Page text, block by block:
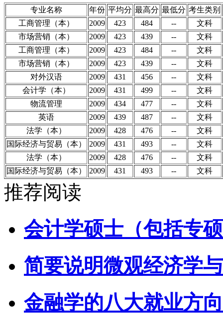
专业名称 年份 平均分 最高分 最低分 考生类别
工商管理（本）
2009 423 484 --
文科
市场营销（本）
2009 423 439 --
文科
工商管理（本）
2009 423 484 --
文科
市场营销（本）
2009 423 439 --
文科
对外汉语
2009 431 456 --
文科
会计学（本）
2009 431 499 --
文科
物流管理
2009 434 477 --
文科
英语
2009 439 487 --
文科
法学（本）
2009 428 476 --
文科
国际经济与贸易（本）
2009 431 493 --
文科
法学（本）
2009 428 476 --
文科
国际经济与贸易（本）
2009 431 493 -- 文科
推荐阅读
会计学硕士（包括专
简要说明微观经济学
金融学的八大就业方